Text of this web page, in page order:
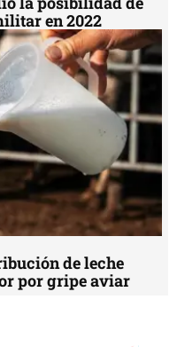
en 2022
de leche
por gripe aviar